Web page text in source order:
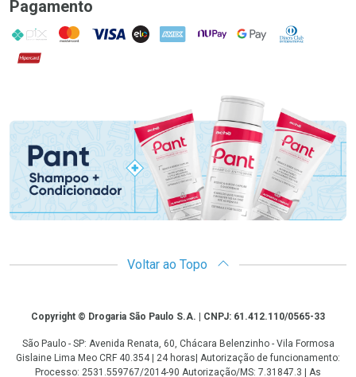
Pagamento
PIX MasterCard
VISA ELO AMEX NuPay Google PayDiners Club
Hipercard
Promoção em Destaque
Voltar ao Topo
CopyrightCopyright © Drogaria São Paulo S.A. | CNPJ: 61.412.110/0565-33
São Paulo - SP: Avenida Renata, 60, Chácara Belenzinho - Vila Formosa
Gislaine Lima Meo CRF 40.354 | 24 horas| Autorização de funcionamento:
Processo: 2531.559767/2014-90 Autorização/MS: 7.31847.3 | As